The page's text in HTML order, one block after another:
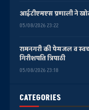
CATEGORIES
आईटीएमएस प्रणाली ने
05/08/2026 23:22
रामनगरी की पेयजल व
गिरीशपति त्रिपाठी
05/08/2026 23:18